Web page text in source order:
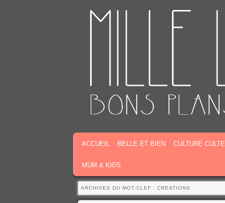
MASQUER LA NAVIGATION PRINCIPALE
MASQUER LA NAVIGATION SECONDAIRE
ACCUEIL BELLE ET BIEN CULTURE CULTE
MUM & KIDS
ARCHIVES DU MOT-CLEF : CREATIONS